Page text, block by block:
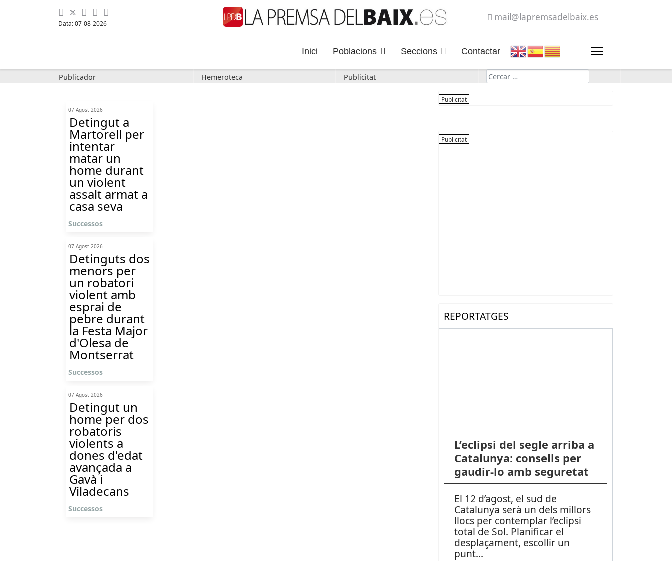
Data: 07-08-2026
mail@lapremsadelbaix.es
Inici Poblacions Seccions Contactar
Publicador Hemeroteca Publicitat Cerca
07 Agost 2026
Detingut a
Martorell per
intentar
matar un
home durant
un violent
assalt armat a
casa seva
Successos
07 Agost 2026
Detinguts dos
menors per
un robatori
violent amb
esprai de
pebre durant
la Festa Major
d'Olesa de
Montserrat
Successos
07 Agost 2026
Detingut un
home per dos
robatoris
violents a
dones d'edat
avançada a
Gavà i
Viladecans
Successos
REPORTATGES
L’eclipsi del segle arriba a
Catalunya: consells per
gaudir-lo amb seguretat
El 12 d’agost, el sud de
Catalunya serà un dels millors
llocs per contemplar l’eclipsi
total de Sol. Planificar el
desplaçament, escollir un
punt...